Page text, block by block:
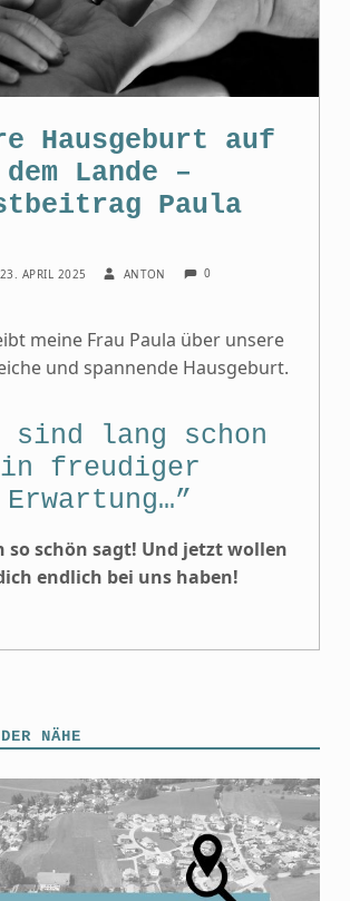
Hausgeburt auf
dem Lande –
Paula
23. APRIL 2025 ANTON 0
meine Frau Paula über unsere
und spannende Hausgeburt.
sind lang schon
in freudiger
Erwartung…”
so schön sagt! Und jetzt wollen
endlich bei uns haben!
NÄHE